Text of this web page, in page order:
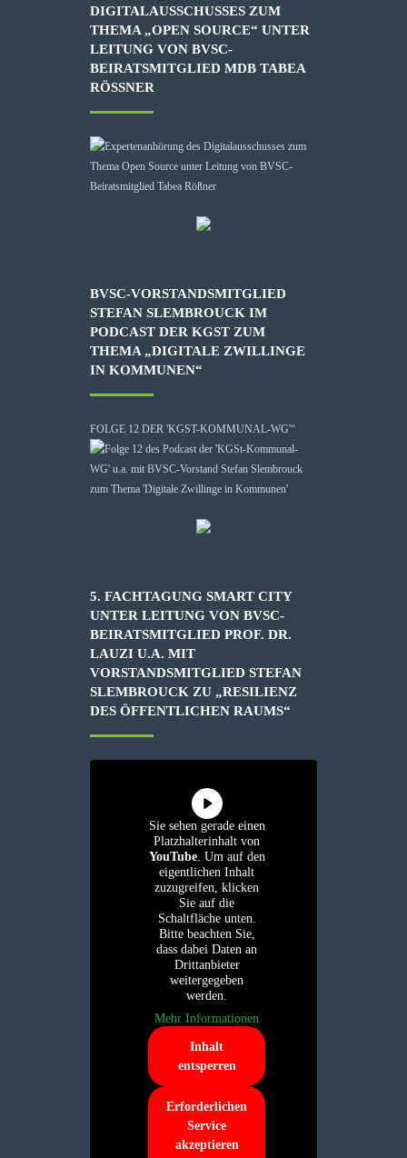
DIGITALAUSSCHUSSES ZUM
THEMA „OPEN SOURCE“ UNTER
LEITUNG VON BVSC-
BEIRATSMITGLIED MDB TABEA
RÖSSNER
BVSC-VORSTANDSMITGLIED
STEFAN SLEMBROUCK IM
PODCAST DER KGST ZUM
THEMA „DIGITALE ZWILLINGE
IN KOMMUNEN“
FOLGE 12 DER 'KGST-KOMMUNAL-WG'“
5. FACHTAGUNG SMART CITY
UNTER LEITUNG VON BVSC-
BEIRATSMITGLIED PROF. DR.
LAUZI U.A. MIT
VORSTANDSMITGLIED STEFAN
SLEMBROUCK ZU „RESILIENZ
DES ÖFFENTLICHEN RAUMS“
Sie sehen gerade einen
Platzhalterinhalt von
YouTube. Um auf den
eigentlichen Inhalt
zuzugreifen, klicken
Sie auf die
Schaltfläche unten.
Bitte beachten Sie,
dass dabei Daten an
Drittanbieter
weitergegeben
werden.
Mehr Informationen
Inhalt
entsperren
Erforderlichen
Service
akzeptieren